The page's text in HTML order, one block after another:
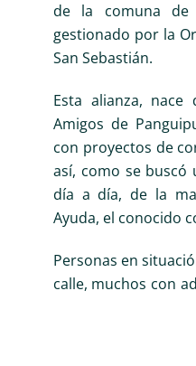
de la comuna de
gestionado por la
San Sebastián.
Esta alianza,
Amigos de
con proyectos de
así, como se buscó
día a día, de la
Ayuda, el conocido
Personas en
calle, muchos con